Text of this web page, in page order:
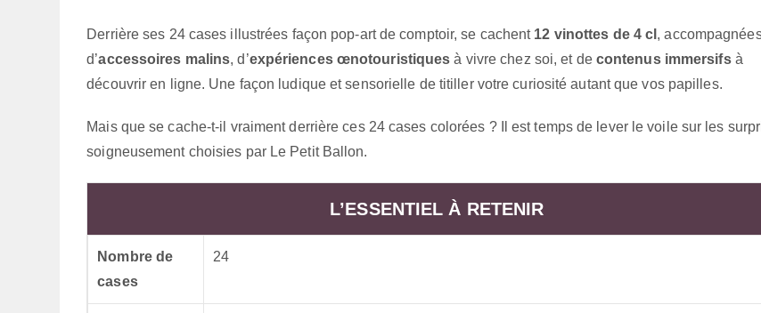
Derrière ses 24 cases illustrées façon pop-art de comptoir, se cachent 12 vinottes de 4 cl ,
d’accessoires malins, d’expériences œnotouristiques à vivre chez soi, et de contenus immersifsà
découvrir en ligne. Une façon ludique et sensorielle de titiller votre curiosité autant que vos papilles.
Mais que se cache-t-il vraiment derrière ces 24 cases colorées ? Il est temps de lever le voile sur les
soigneusement choisies par Le Petit Ballon.
L’ESSENTIEL À RETENIR
Nombre de
cases
24